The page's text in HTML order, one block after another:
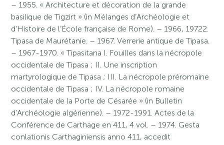
– 1955. « Architecture et décoration de la grande
basilique de Tigzirt » (in Mélanges d’Archéologie et
d’Histoire de l’École française de Rome). – 1966, 19722.
Tipasa de Maurétanie. – 1967. Verrerie antique de Tipasa.
– 1967-1970. « Tipasitana I. Fouilles dans la nécropole
occidentale de Tipasa ; II. Une inscription
martyrologique de Tipasa ; III. La nécropole préromaine
occidentale de Tipasa ; IV. La nécropole romaine
occidentale de la Porte de Césarée » (in Bulletin
d’Archéologie algérienne). – 1972-1991. Actes de la
Conférence de Carthage en 411, 4 vol. – 1974. Gesta
conlationis Carthaginiensis anno 411, accedit